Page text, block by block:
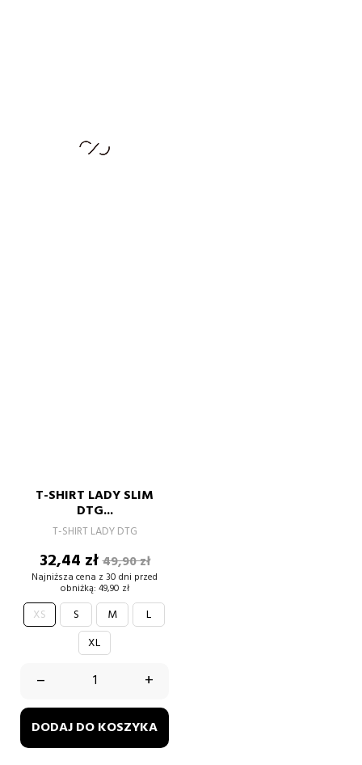
T-SHIRT LADY SLIM
DTG...
T-SHIRT LADY DTG
Cena
32,44 złCena
podstawowa
49,90 zł
Najniższa cena z 30 dni przed
obniżką: 49,90 zł
XS S M
L
XL
– +
DODAJ DO KOSZYKA